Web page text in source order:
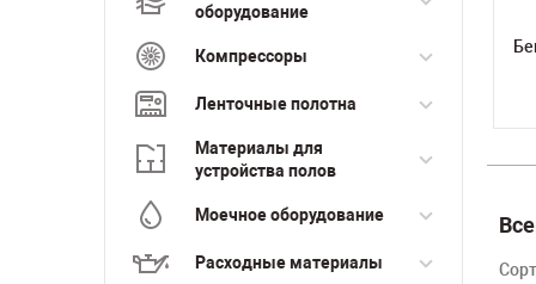
оборудование
Компрессоры
Ленточные полотна
Материалы для
устройства полов
Моечное оборудование
Расходные материалы